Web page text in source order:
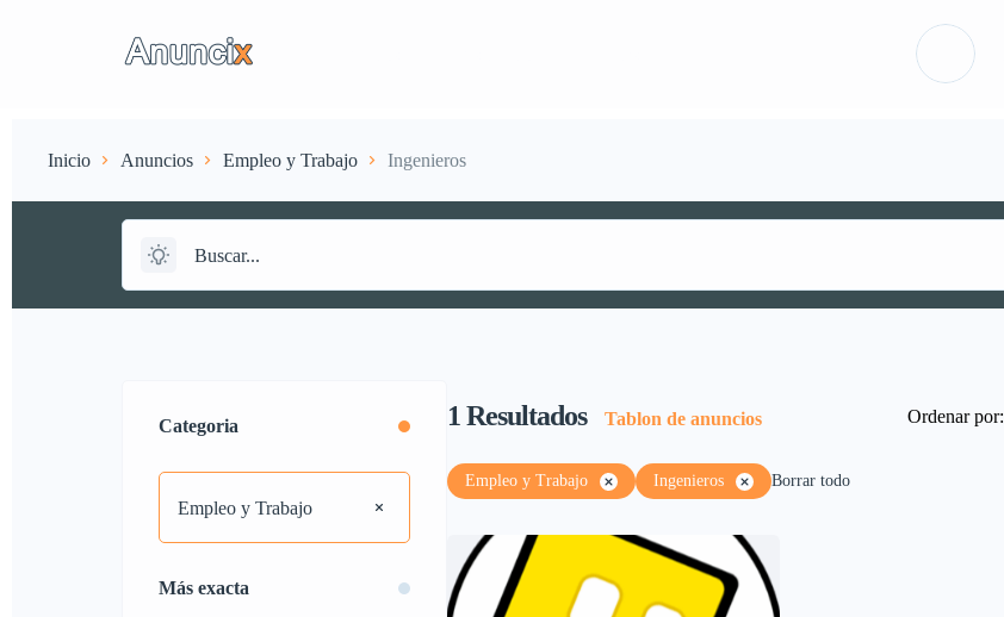
Inicio Anuncios Empleo y Trabajo Ingenieros
Categoria
Empleo y Trabajo
Más exacta
1 Resultados Tablon de anuncios Ordenar por:
Empleo y Trabajo Ingenieros Borrar todo